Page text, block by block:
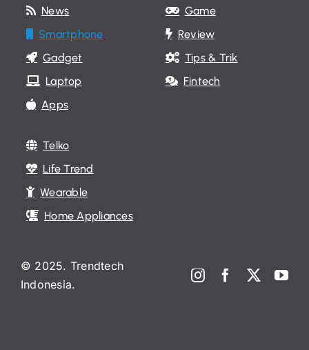
News
Smartphone
Gadget
Laptop
Apps
Game
Review
Tips & Trik
Fintech
Telko
Life Trend
Wearable
Home Appliances
© 2025. Trendtech
Indonesia.